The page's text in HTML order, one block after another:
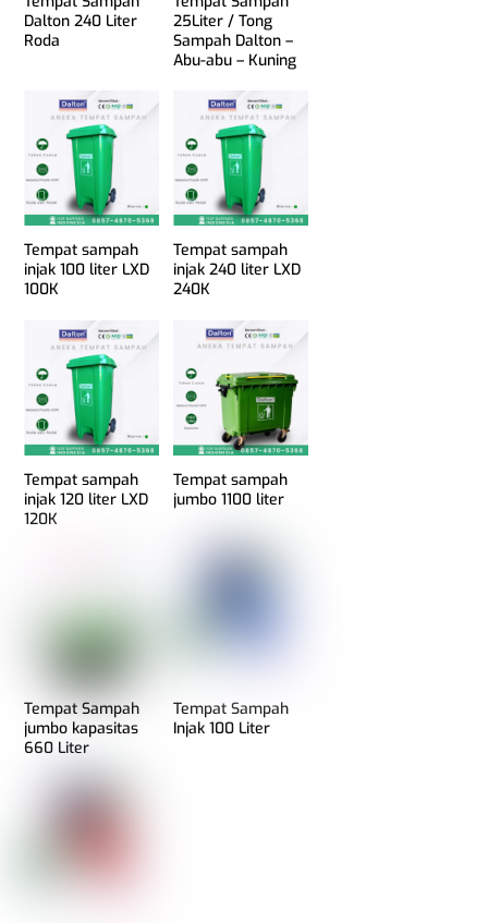
Dalton 240 Liter
Roda
25Liter / Tong
Sampah Dalton –
Abu-abu – Kuning
Tempat sampah
injak 100 liter LXD
100K
Tempat sampah
injak 240 liter LXD
240K
Tempat sampah
injak 120 liter LXD
120K
Tempat sampah
jumbo 1100 liter
Tempat Sampah
jumbo kapasitas
660 Liter
Tempat Sampah
Injak 100 Liter